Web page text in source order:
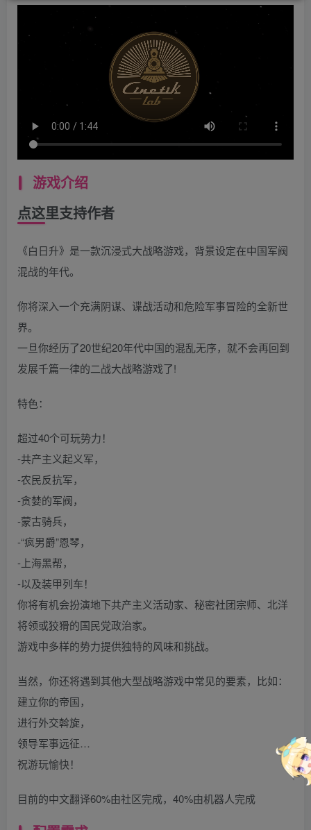
游戏介绍
点这里支持作者
《白日升》是一款沉浸式大战略游戏，背景设定在中国军阀
混战的年代。
你将深入一个充满阴谋、谍战活动和危险军事冒险的全新世
界。
一旦你经历了20世纪20年代中国的混乱无序，就不会再回到
发展千篇一律的二战大战略游戏了!
特色：
超过40个可玩势力！
-共产主义起义军，
-农民反抗军，
-贪婪的军阀，
-蒙古骑兵，
-“疯男爵”恩琴，
-上海黑帮，
-以及装甲列车！
你将有机会扮演地下共产主义活动家、秘密社团宗师、北洋
将领或狡猾的国民党政治家。
游戏中多样的势力提供独特的风味和挑战。
当然，你还将遇到其他大型战略游戏中常见的要素，比如：
建立你的帝国，
进行外交斡旋，
领导军事远征…
祝游玩愉快！
目前的中文翻译60%由社区完成，40%由机器人完成